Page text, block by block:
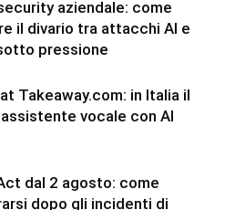
aziendale: come
il divario tra attacchi AI e
pressione
Takeaway.com: in Italia il
vocale con AI
dal 2 agosto: come
dopo gli incidenti di